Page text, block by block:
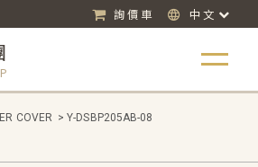
詢價車 中文
COVER > Y-DSBP205AB-08